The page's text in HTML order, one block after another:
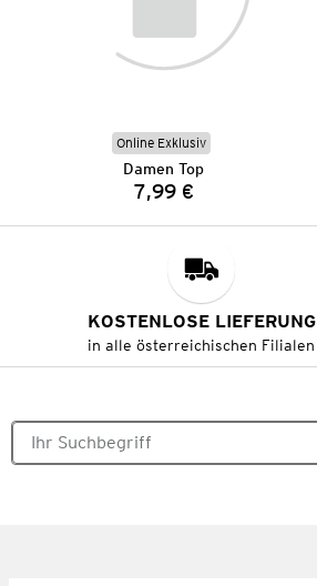
Online Exklusiv
Damen Top
Preis:
7,99 €
KOSTENLOSE LIEFERUNG
in alle österreichischen Filialen